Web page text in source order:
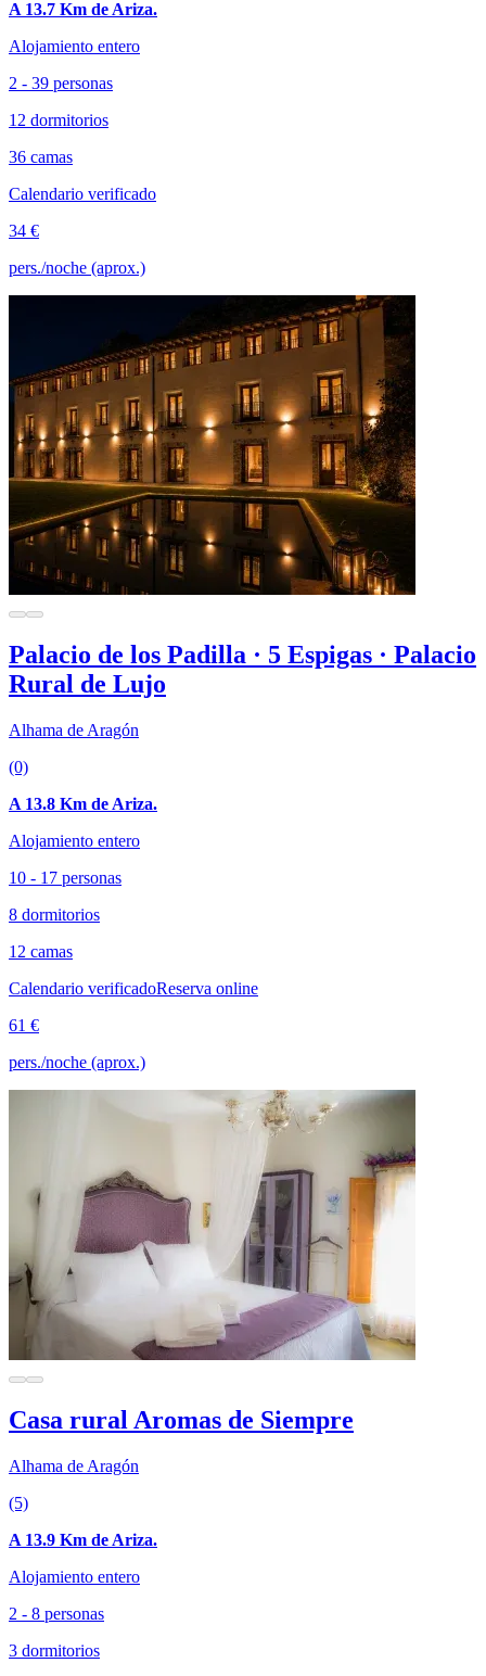
A 13.7 Km de Ariza.
Alojamiento entero
2 - 39 personas
12 dormitorios
36 camas
Calendario verificado
34 €
pers./noche (aprox.)
Palacio de los Padilla · 5 Espigas · Palacio
Rural de Lujo
Alhama de Aragón
(0)
A 13.8 Km de Ariza.
Alojamiento entero
10 - 17 personas
8 dormitorios
12 camas
Calendario verificadoReserva online
61 €
pers./noche (aprox.)
Casa rural Aromas de Siempre
Alhama de Aragón
(5)
A 13.9 Km de Ariza.
Alojamiento entero
2 - 8 personas
3 dormitorios